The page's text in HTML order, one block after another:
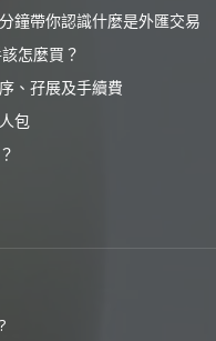
鐘帶你認識什麼是外匯交易
怎麼買？
、孖展及手續費
包